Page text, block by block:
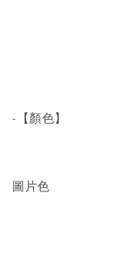
-【顏色】
圖片色